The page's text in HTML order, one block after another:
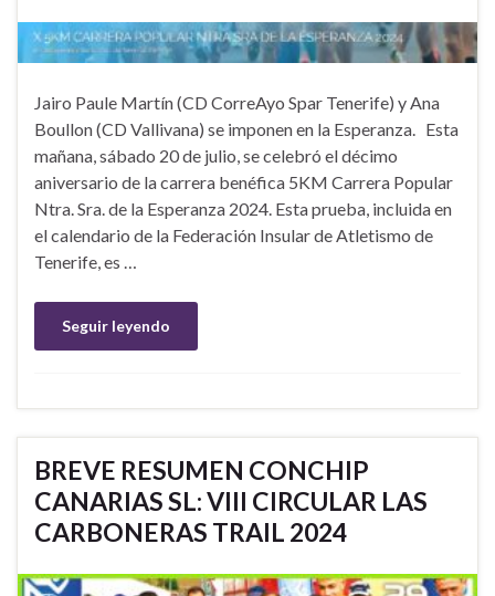
Jairo Paule Martín (CD CorreAyo Spar Tenerife) y Ana
Boullon (CD Vallivana) se imponen en la Esperanza. Esta
mañana, sábado 20 de julio, se celebró el décimo
aniversario de la carrera benéfica 5KM Carrera Popular
Ntra. Sra. de la Esperanza 2024. Esta prueba, incluida en
el calendario de la Federación Insular de Atletismo de
Tenerife, es …
Seguir leyendo
BREVE RESUMEN CONCHIP
CANARIAS SL: VIII CIRCULAR LAS
CARBONERAS TRAIL 2024